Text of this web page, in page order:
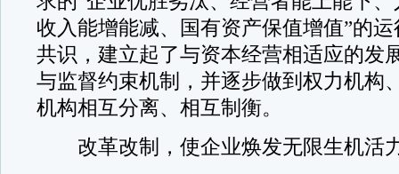
收入能增能减、国有资产保值增值”的
共识，建立起了与资本经营相适应的发
与监督约束机制，并逐步做到权力机构
机构相互分离、相互制衡。
改革改制，使企业焕发无限生机活